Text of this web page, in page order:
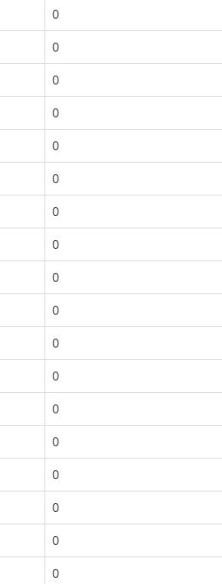
0
0
0
0
0
0
0
0
0
0
0
0
0
0
0
0
0
0